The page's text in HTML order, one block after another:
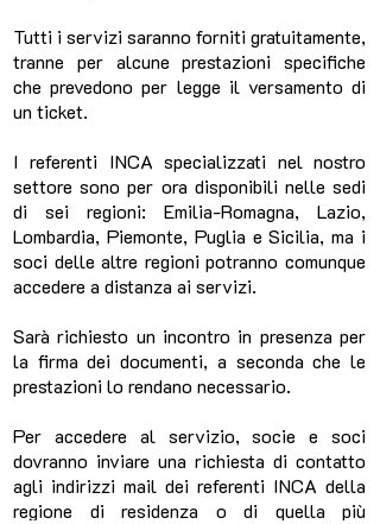
Tutti i servizi saranno forniti gratuitamente,
tranne per alcune prestazioni specifiche
che prevedono per legge il versamento di
un ticket.
I referenti INCA specializzati nel nostro
settore sono per ora disponibili nelle sedi
di sei regioni: Emilia-Romagna, Lazio,
Lombardia, Piemonte, Puglia e Sicilia, ma i
soci delle altre regioni potranno comunque
accedere a distanza ai servizi.
Sarà richiesto un incontro in presenza per
la firma dei documenti, a seconda che le
prestazioni lo rendano necessario.
Per accedere al servizio, socie e soci
dovranno inviare una richiesta di contatto
agli indirizzi mail dei referenti INCA della
regione di residenza o di quella più